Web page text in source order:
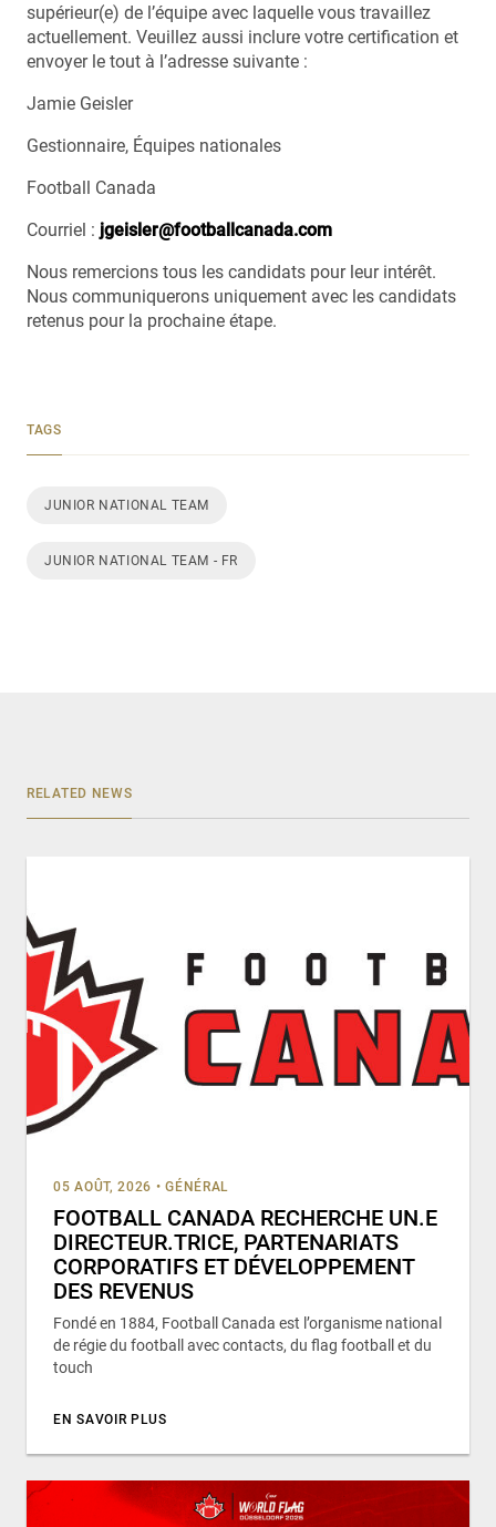
supérieur(e) de l’équipe avec laquelle vous travaillez
actuellement. Veuillez aussi inclure votre certification et
envoyer le tout à l’adresse suivante :
Jamie Geisler
Gestionnaire, Équipes nationales
Football Canada
Courriel : jgeisler@footballcanada.com
Nous remercions tous les candidats pour leur intérêt.
Nous communiquerons uniquement avec les candidats
retenus pour la prochaine étape.
TAGS
JUNIOR NATIONAL TEAM
JUNIOR NATIONAL TEAM - FR
RELATED NEWS
05 AOÛT, 2026 • GÉNÉRAL
FOOTBALL CANADA RECHERCHE UN.E
DIRECTEUR.TRICE, PARTENARIATS
CORPORATIFS ET DÉVELOPPEMENT
DES REVENUS
Fondé en 1884, Football Canada est l’organisme national
de régie du football avec contacts, du flag football et du
touch
EN SAVOIR PLUS